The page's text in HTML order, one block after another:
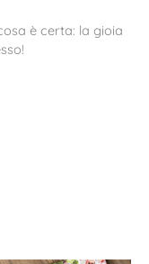
è certa: la gioia